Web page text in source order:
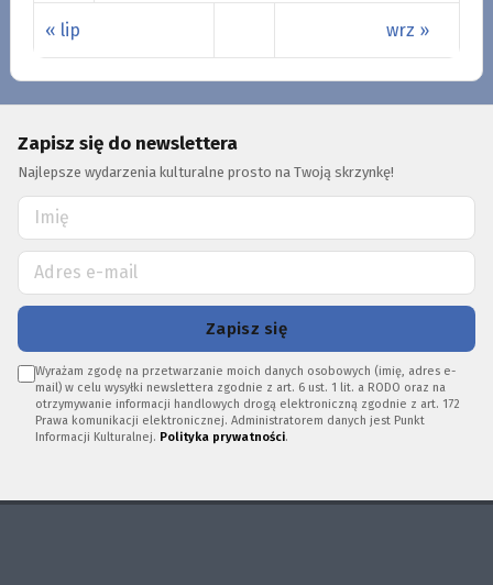
« lip wrz »
Zapisz się do newslettera
Najlepsze wydarzenia kulturalne prosto na Twoją skrzynkę!
Zapisz się
Wyrażam zgodę na przetwarzanie moich danych osobowych (imię, adres e-
mail) w celu wysyłki newslettera zgodnie z art. 6 ust. 1 lit. a RODO oraz na
otrzymywanie informacji handlowych drogą elektroniczną zgodnie z art. 172
Prawa komunikacji elektronicznej. Administratorem danych jest Punkt
Informacji Kulturalnej. Polityka prywatności.